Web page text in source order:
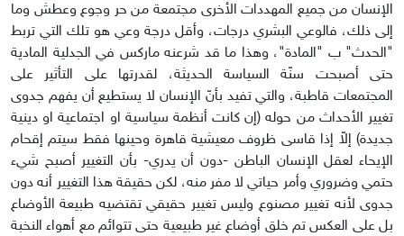
الإنسان من جميع المهددات الأخرى مجتمعة من حر وجوع وعطش وما
إلى ذلك، فالوعي البشري درجات، وأقل درجة وعي هو تلك التي تربط
"الحدث" ب "المادة"، وهذا ما قد شرعنه ماركس في الجدلية المادية
حتى أصبحت سنّة السياسة الحديثة، لقدرتها على التأثير على
المجتمعات قاطبة، والتي تفيد بأنّ الإنسان لا يستطيع أن يفهم جدوى
تغيير الأحداث من حوله (إن كانت أنظمة سياسية او اجتماعية او دينية
جديدة) إلاّ إذا قاسى ظروف معيشية قاهرة وحينها فقط سيتم إقحام
الإيحاء لعقل الإنسان الباطن -دون أن يدري- بأن التغيير أصبح شيء
حتمي وضروري وأمر حياتي لا مفر منه، لكن حقيقة هذا التغيير أنه دون
جدوى لأنه تغيير مصنوع وليس تغيير حقيقي تقتضيه طبيعة الأوضاع
بل على العكس تم خلق أوضاع غير طبيعية حتى تتوائم مع أهواء النخبة